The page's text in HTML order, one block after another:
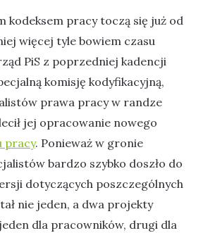
kodeksem pracy toczą się już od
więcej tyle bowiem czasu
PiS z poprzedniej kadencji
komisję kodyfikacyjną,
prawa pracy w randze
jej opracowanie nowego
pracy. Ponieważ w gronie
bardzo szybko doszło do
dotyczących poszczególnych
nie jeden, a dwa projekty
dla pracowników, drugi dla